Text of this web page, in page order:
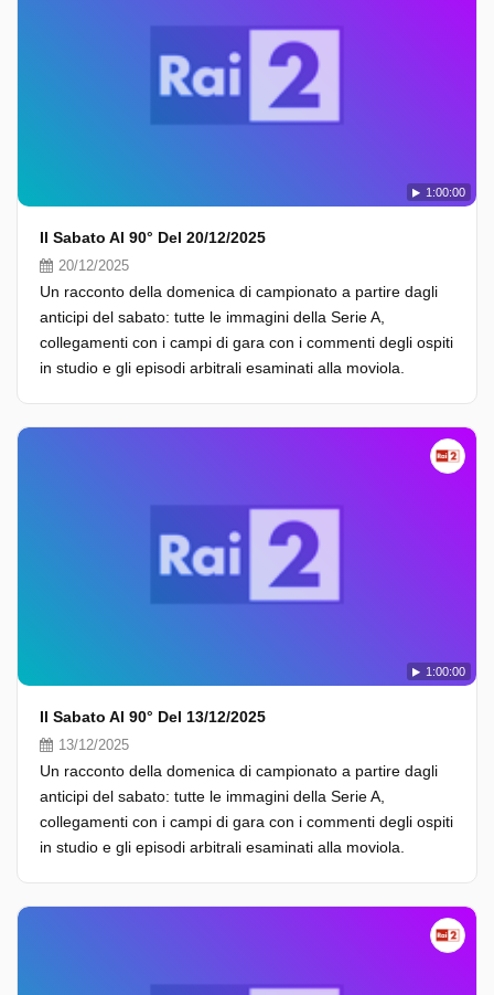
1:00:00
Il Sabato Al 90° Del 20/12/2025
20/12/2025
Un racconto della domenica di campionato a partire dagli
anticipi del sabato: tutte le immagini della Serie A,
collegamenti con i campi di gara con i commenti degli ospiti
in studio e gli episodi arbitrali esaminati alla moviola.
1:00:00
Il Sabato Al 90° Del 13/12/2025
13/12/2025
Un racconto della domenica di campionato a partire dagli
anticipi del sabato: tutte le immagini della Serie A,
collegamenti con i campi di gara con i commenti degli ospiti
in studio e gli episodi arbitrali esaminati alla moviola.